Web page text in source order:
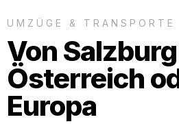
UMZÜGE & TRANSPORTE
Von
Österreich
Europa